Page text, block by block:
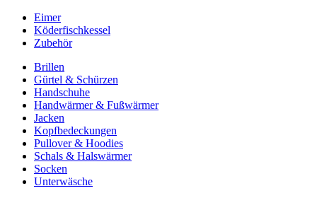
Eimer
Köderfischkessel
Zubehör
Brillen
Gürtel & Schürzen
Handschuhe
Handwärmer & Fußwärmer
Jacken
Kopfbedeckungen
Pullover & Hoodies
Schals & Halswärmer
Socken
Unterwäsche